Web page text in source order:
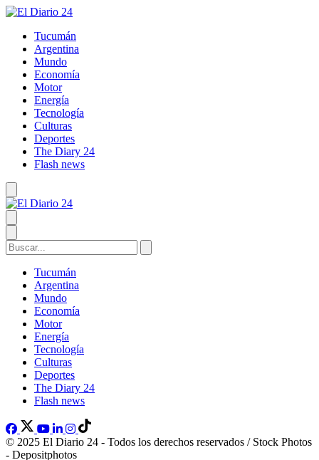
Tucumán
Argentina
Mundo
Economía
Motor
Energía
Tecnología
Culturas
Deportes
The Diary 24
Flash news
Tucumán
Argentina
Mundo
Economía
Motor
Energía
Tecnología
Culturas
Deportes
The Diary 24
Flash news
© 2025 El Diario 24 - Todos los derechos reservados / Stock Photos
- Depositphotos